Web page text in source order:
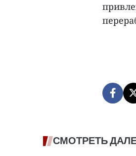
СМОТРЕТЬ